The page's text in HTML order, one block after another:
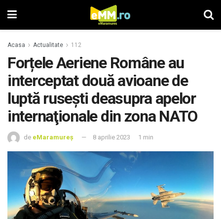
Acasa Actualitate 112
Forțele Aeriene Române au
interceptat două avioane de
luptă rusești deasupra apelor
internaţionale din zona NATO
de eMaramureș 8 aprilie 2023 1 min